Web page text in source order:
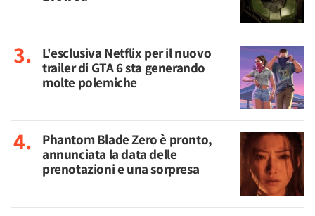
L'esclusiva Netflix per il nuovo
trailer di GTA 6 sta generando
molte polemiche
Phantom Blade Zero è pronto,
annunciata la data delle
prenotazioni e una sorpresa